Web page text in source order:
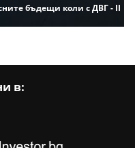
бъдещи коли с ДВГ - II
в: